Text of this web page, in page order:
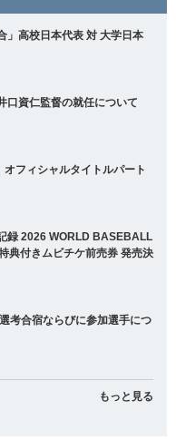
」高校日本代表 対 大学日本
口資仁監督の就任について
フィシャルタイトルパート
録 2026 WORLD BASEBALL
典付きムビチケ前売券 発売決
考合宿ならびに参加選手につ
もっと見る